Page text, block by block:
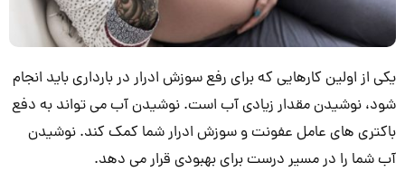
یکی از اولین کارهایی که برای رفع سوزش ادرار در بارداری باید انجام
شود، نوشیدن مقدار زیادی آب است. نوشیدن آب می تواند به دفع
باکتری های عامل عفونت و سوزش ادرار شما کمک کند. نوشیدن
آب شما را در مسیر درست برای بهبودی قرار می دهد.